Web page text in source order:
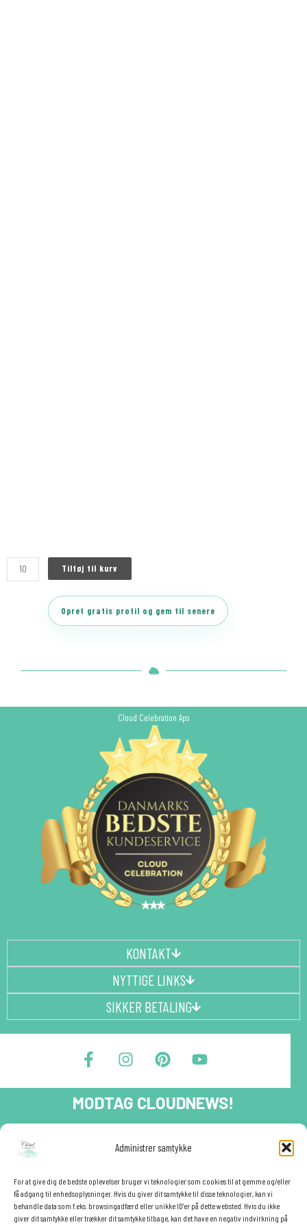
Administrer samtykke
For at give dig de bedste oplevelser bruger vi teknologier som cookies til at gemme og/eller
få adgang til enhedsoplysninger. Hvis du giver dit samtykke til disse teknologier, kan vi
behandle data som f.eks. browsingadfærd eller unikke ID'er på dette websted. Hvis du ikke
giver dit samtykke eller trækker dit samtykke tilbage, kan det have en negativ indvirkning på
Tilføj til kurv
Opret gratis profil og gem til senere
Cloud Celebration Aps
KONTAKT
NYTTIGE LINKS
SIKKER BETALING
a
c
e
b
o
f
n
s
t
a
g
a
i
n
t
e
r
s
o
t
u
b
MODTAG CLOUDNEWS!
festinspiration direkte i din indbakke.🎉
Fornavn